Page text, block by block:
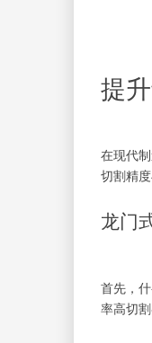
提
在现代
切割精
龙门
首先，
率高切